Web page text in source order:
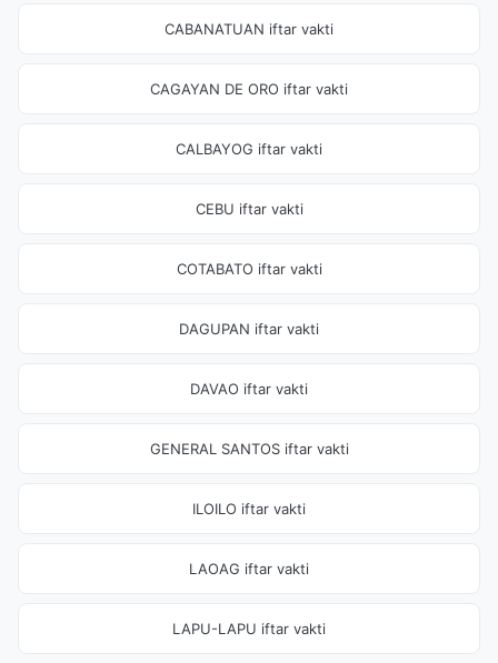
CABANATUAN iftar vakti
CAGAYAN DE ORO iftar vakti
CALBAYOG iftar vakti
CEBU iftar vakti
COTABATO iftar vakti
DAGUPAN iftar vakti
DAVAO iftar vakti
GENERAL SANTOS iftar vakti
ILOILO iftar vakti
LAOAG iftar vakti
LAPU-LAPU iftar vakti